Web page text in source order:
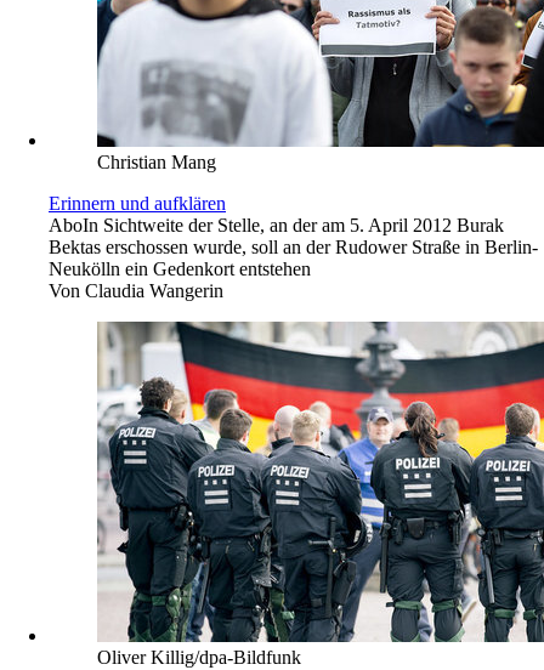
Christian Mang
Erinnern und aufklären
AboIn Sichtweite der Stelle, an der am 5. April 2012 Burak
Bektas erschossen wurde, soll an der Rudower Straße in Berlin-
Neukölln ein Gedenkort entstehen
Von Claudia Wangerin
Oliver Killig/dpa-Bildfunk